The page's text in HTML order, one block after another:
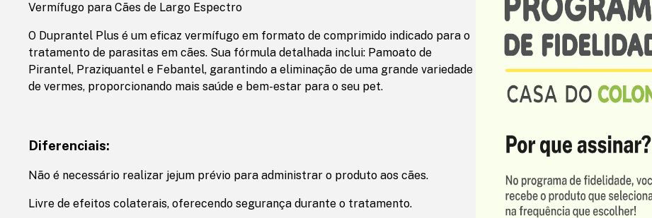
Vermífugo para Cães de Largo Espectro
O Duprantel Plus é um eficaz vermífugo em formato de comprimido indicado para o
tratamento de parasitas em cães. Sua fórmula detalhada inclui: Pamoato de
Pirantel, Praziquantel e Febantel, garantindo a eliminação de uma grande variedade
de vermes, proporcionando mais saúde e bem-estar para o seu pet.
Diferenciais:
Não é necessário realizar jejum prévio para administrar o produto aos cães.
Livre de efeitos colaterais, oferecendo segurança durante o tratamento.